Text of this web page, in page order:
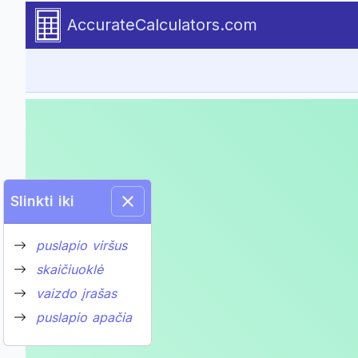
Go to calculator
AccurateCalculators.com
Kas yra statybos paskola?
Construction Loan Calculator
Cash flow details.
Susijusios skaičiuoklės
Slinkti iki
puslapio viršus
skaičiuoklė
vaizdo įrašas
puslapio apačia